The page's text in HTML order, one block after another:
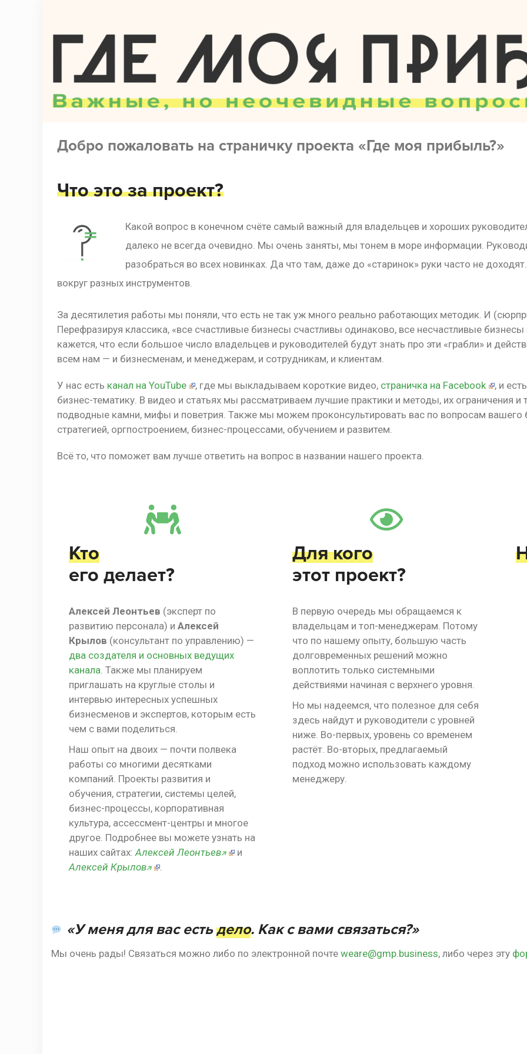
Добро пожаловать на страничку проекта «Где моя прибыль?»
Что это за проект?
Какой вопрос в конечном счёте самый важный для владельцев и хороших
далеко не всегда очевидно. Мы очень заняты, мы тонем в море информации.
разобраться во всех новинках. Да что там, даже до «старинок» руки часто не
вокруг разных инструментов.
За десятилетия работы мы поняли, что есть не так уж много реально работающих методик. И
Перефразируя классика, «все счастливые бизнесы счастливы одинаково, все несчастливые
кажется, что если большое число владельцев и руководителей будут знать про эти «грабли» и
всем нам — и бизнесменам, и менеджерам, и сотрудникам, и клиентам.
У нас есть канал на YouTube , где мы выкладываем короткие видео, страничка на Facebook
, и
бизнес-тематику. В видео и статьях мы рассматриваем лучшие практики и методы, их ограничения и
подводные камни, мифы и поветрия. Также мы можем проконсультировать вас по вопросам вашего
стратегией, оргпостроением, бизнес-процессами, обучением и развитем.
Всё то, что поможет вам лучше ответить на вопрос в названии нашего проекта.
Кто
его делает?
Алексей Леонтьев (эксперт по
развитию персонала) и Алексей
Крылов (консультант по управлению) —
два создателя и основных ведущих
канала . Также мы планируем
приглашать на круглые столы и
интервью интересных успешных
бизнесменов и экспертов, которым есть
чем с вами поделиться.
Наш опыт на двоих — почти полвека
работы со многими десятками
компаний. Проекты развития и
обучения, стратегии, системы целей,
бизнес-процессы, корпоративная
культура, ассессмент-центры и многое
другое. Подробнее вы можете узнать на
наших сайтах: Алексей Леонтьев🡭
и
Алексей Крылов🡭
Для кого
этот проект?
В первую очередь мы обращаемся к
владельцам и топ-менеджерам. Потому
что по нашему опыту, большую часть
долговременных решений можно
воплотить только системными
действиями начиная с верхнего уровня.
Но мы надеемся, что полезное для себя
здесь найдут и руководители с уровней
ниже. Во-первых, уровень со временем
растёт. Во-вторых, предлагаемый
подход можно использовать каждому
менеджеру.
«У меня для вас естьдело. Как с вами связаться?»
Мы очень рады! Связаться можно либо по электронной почте weare@gmp.business, либо через эту